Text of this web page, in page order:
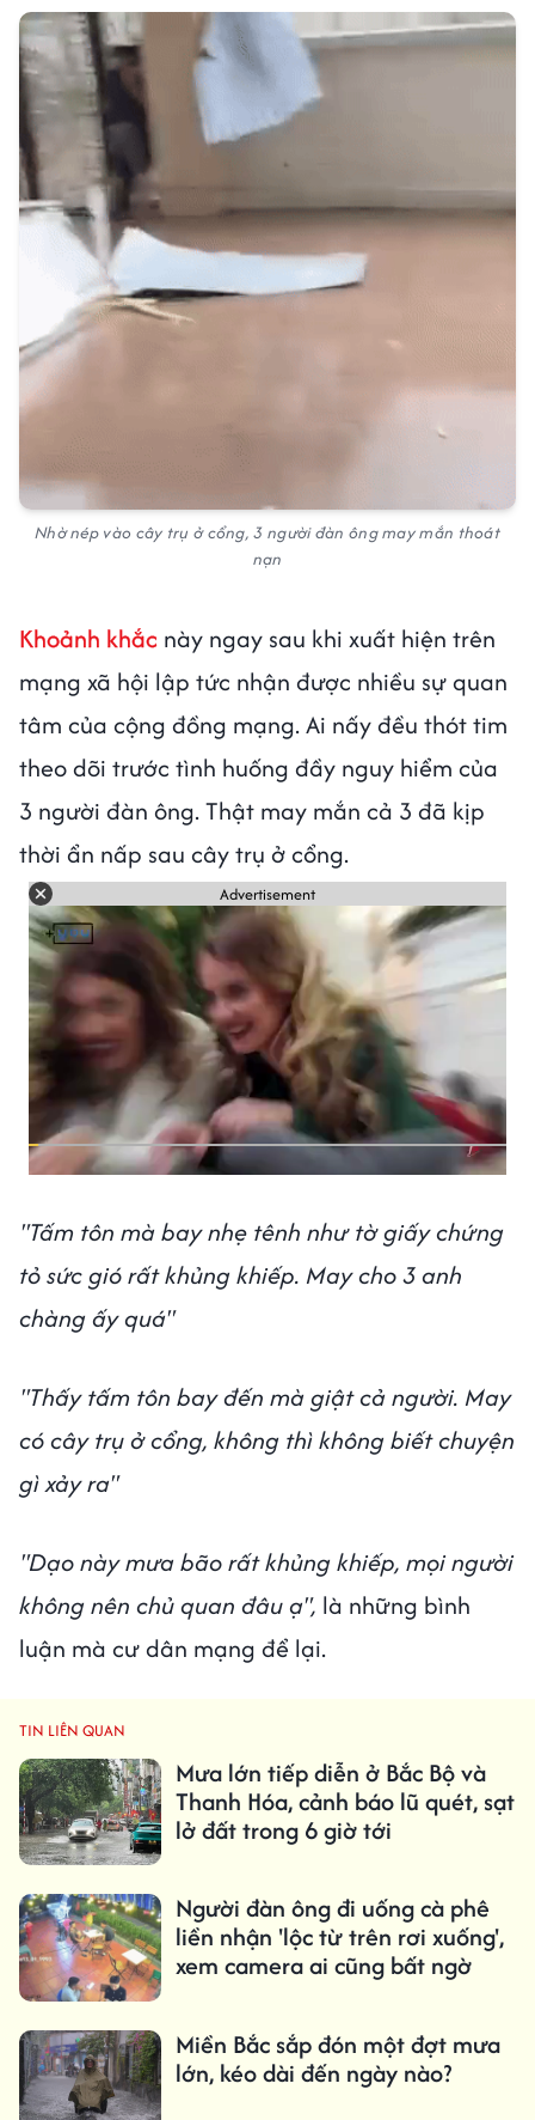
Nhờ nép vào cây trụ ở cổng, 3 người đàn ông may mắn thoát
nạn
Khoảnh khắc này ngay sau khi xuất hiện trên
mạng xã hội lập tức nhận được nhiều sự quan
tâm của cộng đồng mạng. Ai nấy đều thót tim
theo dõi trước tình huống đầy nguy hiểm của
3 người đàn ông. Thật may mắn cả 3 đã kịp
thời ẩn nấp sau cây trụ ở cổng.
Advertisement
"Tấm tôn mà bay nhẹ tênh như tờ giấy chứng
tỏ sức gió rất khủng khiếp. May cho 3 anh
chàng ấy quá"
"Thấy tấm tôn bay đến mà giật cả người. May
có cây trụ ở cổng, không thì không biết chuyện
gì xảy ra"
"Dạo này mưa bão rất khủng khiếp, mọi người
không nên chủ quan đâu ạ", là những bình
luận mà cư dân mạng để lại.
TIN LIÊN QUAN
Mưa lớn tiếp diễn ở Bắc Bộ và
Thanh Hóa, cảnh báo lũ quét, sạt
lở đất trong 6 giờ tới
Người đàn ông đi uống cà phê
liền nhận 'lộc từ trên rơi xuống',
xem camera ai cũng bất ngờ
Miền Bắc sắp đón một đợt mưa
lớn, kéo dài đến ngày nào?